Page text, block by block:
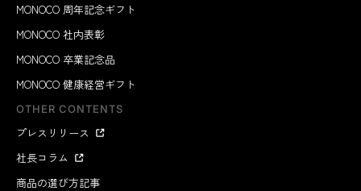
MONOCO 周年記念ギフト
MONOCO 社内表彰
MONOCO 卒業記念品
MONOCO 健康経営ギフト
OTHER CONTENTS
プレスリリース
社長コラム
商品の選び方記事